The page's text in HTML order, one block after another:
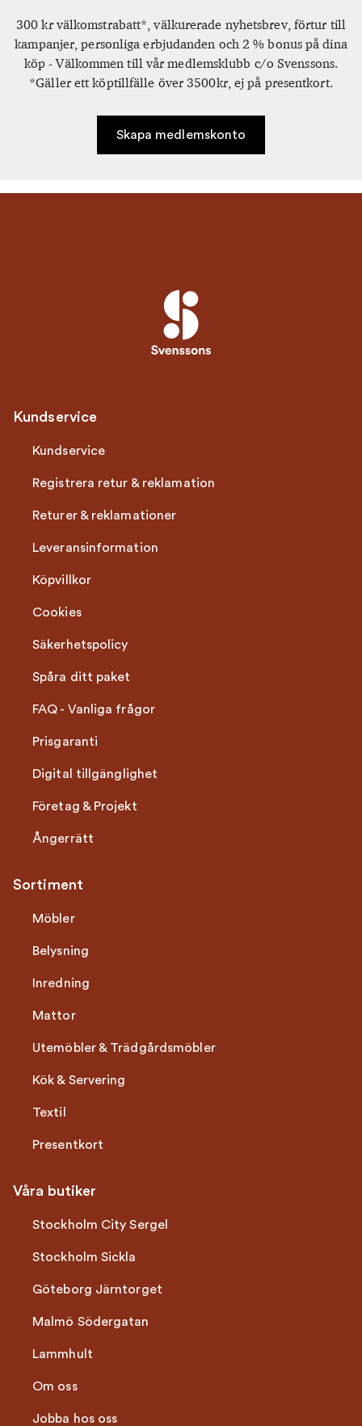
300 kr välkomstrabatt*, välkurerade nyhetsbrev, förtur till
kampanjer, personliga erbjudanden och 2 % bonus på dina
köp - Välkommen till vår medlemsklubb c/o Svenssons.
*Gäller ett köptillfälle över 3500kr, ej på presentkort.
Skapa medlemskonto
Kundservice
Kundservice
Registrera retur & reklamation
Returer & reklamationer
Leveransinformation
Köpvillkor
Cookies
Säkerhetspolicy
Spåra ditt paket
FAQ - Vanliga frågor
Prisgaranti
Digital tillgänglighet
Företag & Projekt
Ångerrätt
Sortiment
Möbler
Belysning
Inredning
Mattor
Utemöbler & Trädgårdsmöbler
Kök & Servering
Textil
Presentkort
Våra butiker
Stockholm City Sergel
Stockholm Sickla
Göteborg Järntorget
Malmö Södergatan
Lammhult
Om oss
Jobba hos oss